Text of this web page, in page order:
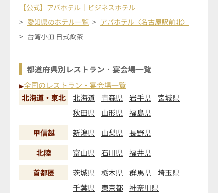
【公式】アパホテル｜ビジネスホテル
愛知県のホテル一覧
アパホテル〈名古屋駅前北〉
台湾小皿 日式飲茶
都道府県別レストラン・宴会場一覧
▶全国のレストラン・宴会場一覧
北海道・東北
北海道 青森県 岩手県
宮城県
秋田県
山形県
福島県
甲信越
新潟県 山梨県
長野県
北陸
富山県 石川県
福井県
首都圏
茨城県 栃木県 群馬県
埼玉県
千葉県
東京都
神奈川県